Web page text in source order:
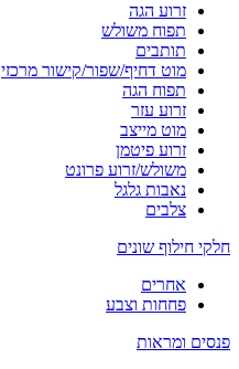
זרוע הגה
תפוח משולש
תותבים
מוט דחיף/שפור/קישור מרכזי
תפוח הגה
זרוע עזר
מוט מייצב
זרוע פיטמן
משולש/זרוע פרונט
נאבות גלגל
צלבים
חלקי חילוף שונים
אחרים
פחחות וצבע
פנסים ומראות